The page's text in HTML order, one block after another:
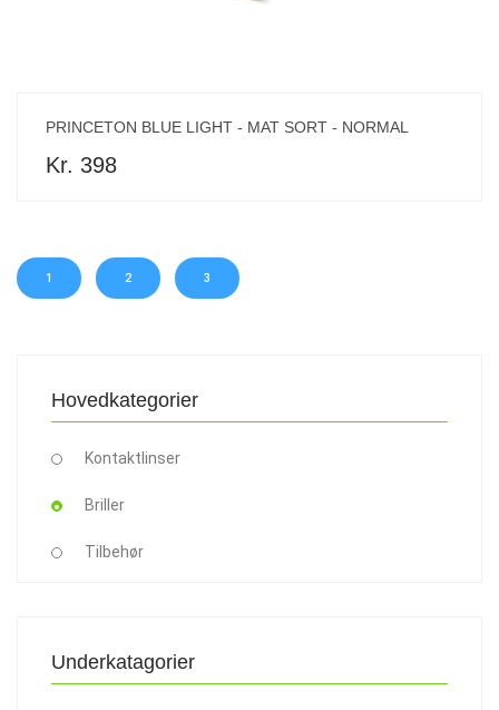
PRINCETON BLUE LIGHT - MAT SORT - NORMAL
Kr. 398
1 2 3
Hovedkategorier
Kontaktlinser
Briller
Tilbehør
Underkatagorier